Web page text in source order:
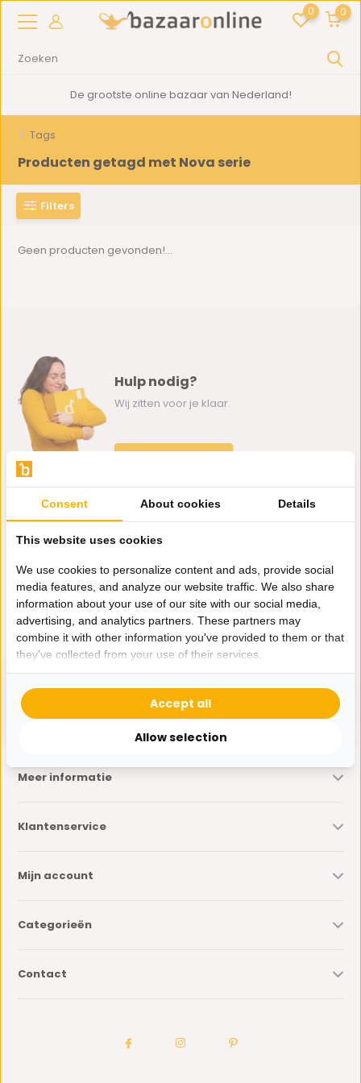
0 0
De grootste online bazaar van Nederland!
Tags
Producten getagd met Nova serie
Filters
Geen producten gevonden!...
Hulp nodig?
Wij zitten voor je klaar.
klantenservice@bazaaronline.nl
Ontvang de nieuwste aanbiedingen en promoties. We zullen
je niet spammen, beloofd.
* Lees hier de wettelijke beperkingen
Meer informatie
Klantenservice
Mijn account
Categorieën
Contact
Consent About cookies Details
This website uses cookies
We use cookies to personalize content and ads, provide social
media features, and analyze our website traffic. We also share
information about your use of our site with our social media,
advertising, and analytics partners. These partners may
combine it with other information you've provided to them or that
they've collected from your use of their services.
Allow selection
Accept all